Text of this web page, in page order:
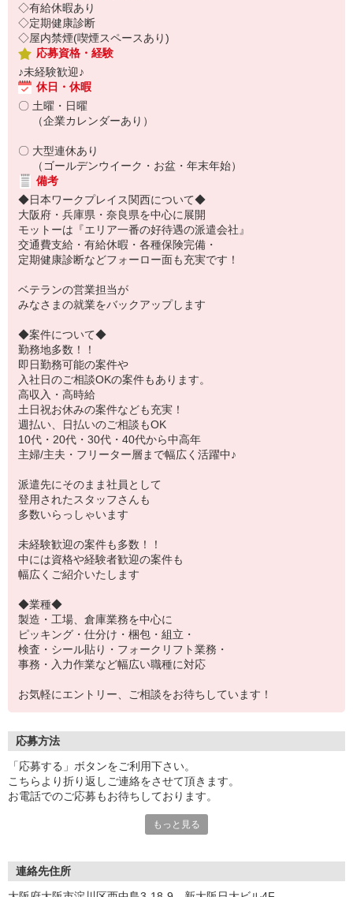
◇有給休暇あり
◇定期健康診断
◇屋内禁煙(喫煙スペースあり)
応募資格・経験
♪未経験歓迎♪
休日・休暇
〇 土曜・日曜
（企業カレンダーあり）
〇 大型連休あり
（ゴールデンウイーク・お盆・年末年始）
備考
◆日本ワークプレイス関西について◆
大阪府・兵庫県・奈良県を中心に展開
モットーは『エリア一番の好待遇の派遣会社』
交通費支給・有給休暇・各種保険完備・
定期健康診断などフォーロー面も充実です！
ベテランの営業担当が
みなさまの就業をバックアップします
◆案件について◆
勤務地多数！！
即日勤務可能の案件や
入社日のご相談OKの案件もあります。
高収入・高時給
土日祝お休みの案件なども充実！
週払い、日払いのご相談もOK
10代・20代・30代・40代から中高年
主婦/主夫・フリーター層まで幅広く活躍中♪
派遣先にそのまま社員として
登用されたスタッフさんも
多数いらっしゃいます
未経験歓迎の案件も多数！！
中には資格や経験者歓迎の案件も
幅広くご紹介いたします
◆業種◆
製造・工場、倉庫業務を中心に
ピッキング・仕分け・梱包・組立・
検査・シール貼り・フォークリフト業務・
事務・入力作業など幅広い職種に対応
お気軽にエントリー、ご相談をお待ちしています！
応募方法
「応募する」ボタンをご利用下さい。
こちらより折り返しご連絡をさせて頂きます。
お電話でのご応募もお待ちしております。
※現地での面談対応も可能です。もっと見る
連絡先住所